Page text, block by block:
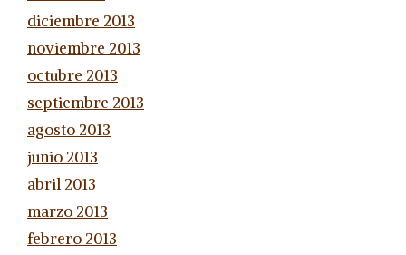
diciembre 2013
noviembre 2013
octubre 2013
septiembre 2013
agosto 2013
junio 2013
abril 2013
marzo 2013
febrero 2013